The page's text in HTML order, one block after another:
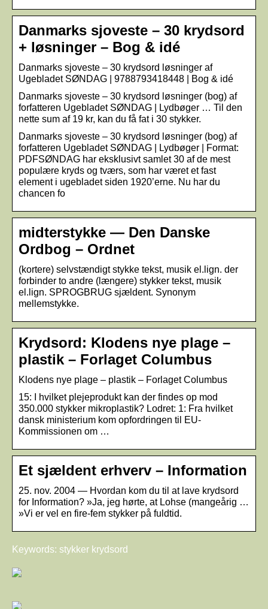
Danmarks sjoveste – 30 krydsord
+ løsninger – Bog & idé
Danmarks sjoveste – 30 krydsord løsninger af
Ugebladet SØNDAG | 9788793418448 | Bog & idé
Danmarks sjoveste – 30 krydsord løsninger (bog) af
forfatteren Ugebladet SØNDAG | Lydbøger … Til den
nette sum af 19 kr, kan du få fat i 30 stykker.
Danmarks sjoveste – 30 krydsord løsninger (bog) af
forfatteren Ugebladet SØNDAG | Lydbøger | Format:
PDFSØNDAG har eksklusivt samlet 30 af de mest
populære kryds og tværs, som har været et fast
element i ugebladet siden 1920’erne. Nu har du
chancen fo
midterstykke — Den Danske
Ordbog – Ordnet
(kortere) selvstændigt stykke tekst, musik el.lign. der
forbinder to andre (længere) stykker tekst, musik
el.lign. SPROGBRUG sjældent. Synonym
mellemstykke.
Krydsord: Klodens nye plage –
plastik – Forlaget Columbus
Klodens nye plage – plastik – Forlaget Columbus
15: I hvilket plejeprodukt kan der findes op mod
350.000 stykker mikroplastik? Lodret: 1: Fra hvilket
dansk ministerium kom opfordringen til EU-
Kommissionen om …
Et sjældent erhverv – Information
25. nov. 2004 — Hvordan kom du til at lave krydsord
for Information? »Ja, jeg hørte, at Lohse (mangeårig …
»Vi er vel en fire-fem stykker på fuldtid.
Keywords: stykker krydsord